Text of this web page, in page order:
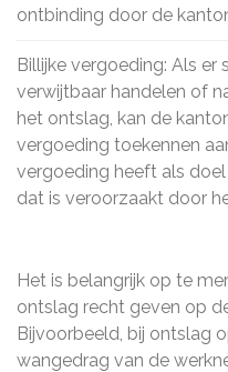
ontbinding door de
Billijke vergoeding: Als er
verwijtbaar handelen of
het ontslag, kan de
vergoeding toekennen
vergoeding heeft als
dat is veroorzaakt door
Het is belangrijk op te
ontslag recht geven op
Bijvoorbeeld, bij ontslag
wangedrag van de